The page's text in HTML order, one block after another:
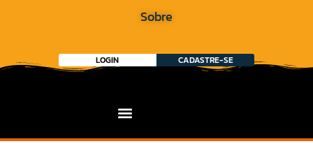
Sobre
LOGIN CADASTRE-SE